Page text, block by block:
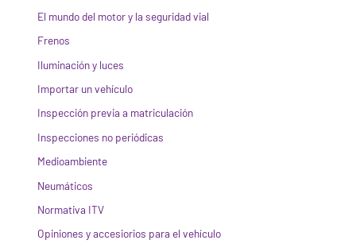
El mundo del motor y la seguridad vial
Frenos
Iluminación y luces
Importar un vehículo
Inspección previa a matriculación
Inspecciones no periódicas
Medioambiente
Neumáticos
Normativa ITV
Opiniones y accesiorios para el vehículo